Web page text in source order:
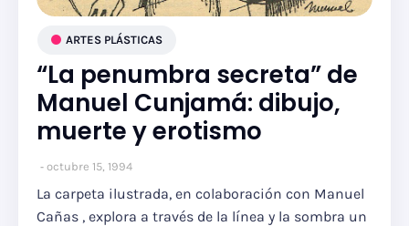
ARTES PLÁSTICAS
“La penumbra secreta” de
Manuel Cunjamá: dibujo,
muerte y erotismo
octubre 15, 1994
La carpeta ilustrada, en colaboración con Manuel
Cañas , explora a través de la línea y la sombra un